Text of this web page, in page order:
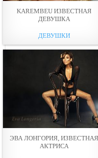
KAREMBEU ИЗВЕСТНАЯ
ДЕВУШКА
ДЕВУШКИ
ЭВА ЛОНГОРИЯ, ИЗВЕСТНАЯ
АКТРИСА